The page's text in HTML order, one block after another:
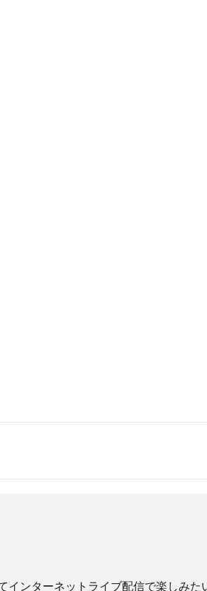
インターネットライブ配信で楽しみた